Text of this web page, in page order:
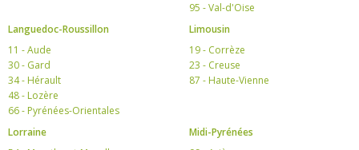
95 - Val-d'Oise
Languedoc-Roussillon
11 - Aude
30 - Gard
34 - Hérault
48 - Lozère
66 - Pyrénées-Orientales
Limousin
19 - Corrèze
23 - Creuse
87 - Haute-Vienne
Lorraine
Midi-Pyrénées